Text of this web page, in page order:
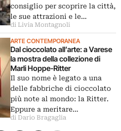
consiglio per scoprire la città,
le sue attrazioni e le…
di Livia Montagnoli
ARTE CONTEMPORANEA
Dal cioccolato all’arte: a Varese
la mostra della collezione di
Marli Hoppe-Ritter
Il suo nome è legato a una
delle fabbriche di cioccolato
più note al mondo: la Ritter.
Eppure a meritare…
di Dario Bragaglia